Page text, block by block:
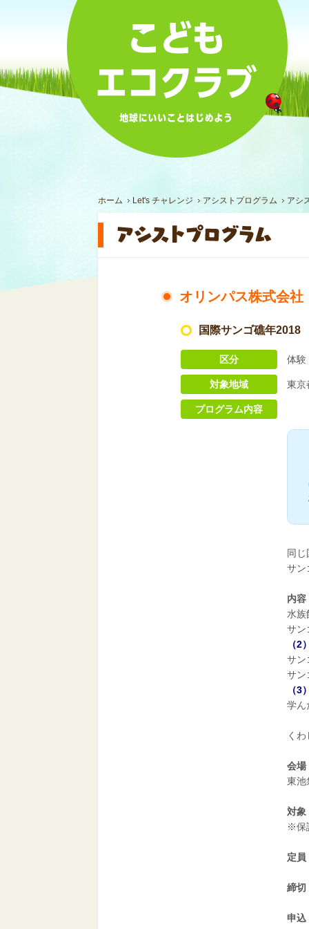
ホーム Let's チャレンジ アシストプログラム アシ
オリンパス株式会社
国際サンゴ礁年2018
区分 体験
対象地域 東京
プログラム内容
同
サン
内容
水族
サン
（2
サン
サン
（3
学ん
く
会場
東池
対象
※保
定員
締切
申込